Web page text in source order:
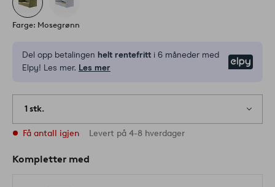
Farge: Mosegrønn
Del opp betalingen helt rentefritt i 6 måneder med
Elpy! Les mer. Les mer
1 stk.
Få antall igjen Levert på 4-8 hverdager
Kompletter med